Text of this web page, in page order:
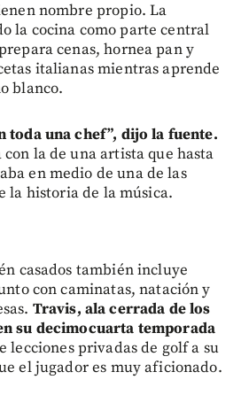
nombre propio. La
la cocina como parte central
cenas, hornea pan y
italianas mientras aprende
blanco.
toda una chef”, dijo la fuente.
la de una artista que hasta
en medio de una de las
la historia de la música.
casados también incluye
con caminatas, natación y
Travis, ala cerrada de los
su decimocuarta temporada
lecciones privadas de golf a su
el jugador es muy aficionado.